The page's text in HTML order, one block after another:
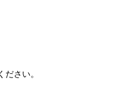
さい。